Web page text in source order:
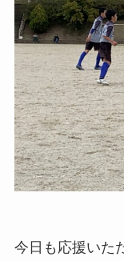
今日も応援いた